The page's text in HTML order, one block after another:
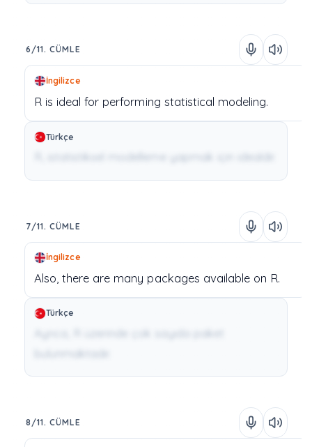
6/11. CÜMLE
İngilizce
R is ideal for performing statistical modeling.
Türkçe
7/11. CÜMLE
İngilizce
Also, there are many packages available on R.
Türkçe
Ayrıca, R üzerinde çok sayıda paket
bulunmaktadır.
8/11. CÜMLE